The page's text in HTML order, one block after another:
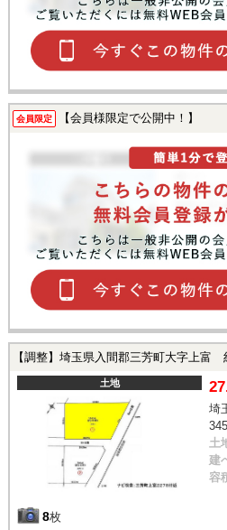
会員限定 【会員様限定で公開中！】
【調整】埼玉県入間郡三芳町大字上富
土地
8枚
埼
土
建
容